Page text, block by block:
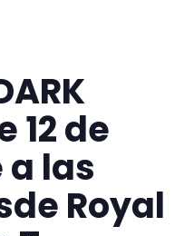
12 de
las
Royal